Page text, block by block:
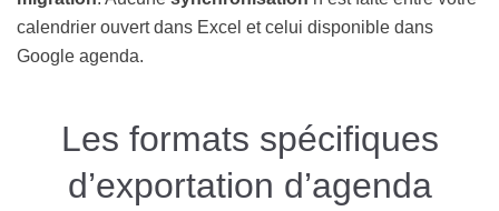
calendrier ouvert dans Excel et celui disponible dans
Google agenda.
Les formats spécifiques
d’exportation d’agenda